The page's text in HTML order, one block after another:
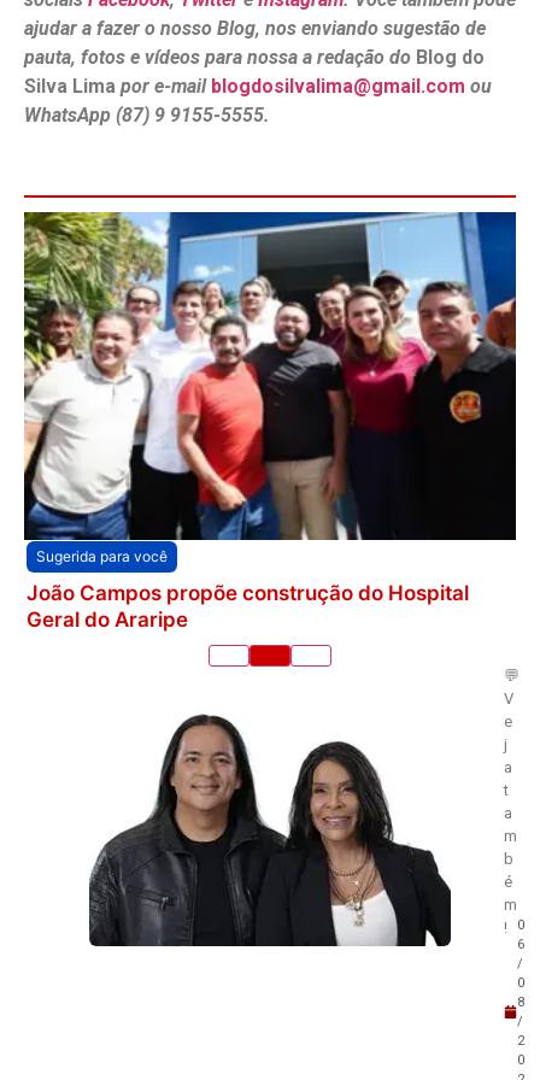
ajudar a fazer o nosso Blog, nos enviando sugestão de
pauta, fotos e vídeos para nossa a redação do Blog do
Silva Lima por e-mail blogdosilvalima@gmail.com ou
WhatsApp (87) 9 9155-5555.
Sugerida para você
João Campos propõe construção do Hospital
Geral do Araripe
💬
V
e
j
a
t
a
m
b
é
m
!
0
6
/
0
8
/
2
0